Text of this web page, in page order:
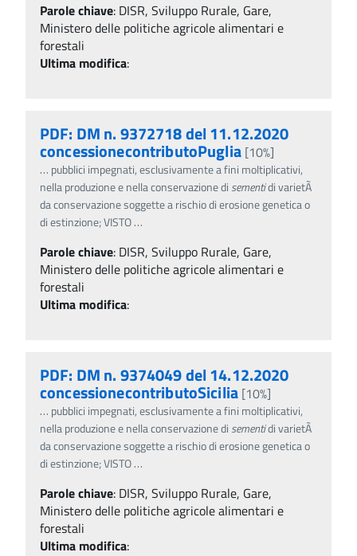
Parole chiave: DISR, Sviluppo Rurale, Gare,
Ministero delle politiche agricole alimentari e
forestali
Ultima modifica:
PDF: DM n. 9372718 del 11.12.2020
concessionecontributoPuglia [10%]
… pubblici impegnati, esclusivamente a fini moltiplicativi,
nella produzione e nella conservazione disementidi varietÃ
da conservazione soggette a rischio di erosione genetica o
di estinzione; VISTO…
Parole chiave: DISR, Sviluppo Rurale, Gare,
Ministero delle politiche agricole alimentari e
forestali
Ultima modifica:
PDF: DM n. 9374049 del 14.12.2020
concessionecontributoSicilia [10%]
… pubblici impegnati, esclusivamente a fini moltiplicativi,
nella produzione e nella conservazione disementidi varietÃ
da conservazione soggette a rischio di erosione genetica o
di estinzione; VISTO…
Parole chiave: DISR, Sviluppo Rurale, Gare,
Ministero delle politiche agricole alimentari e
forestali
Ultima modifica: